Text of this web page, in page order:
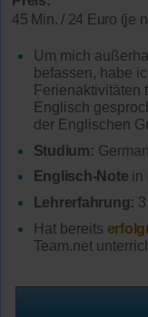
45 Min. / 24 Euro (je
Um mich
befassen, habe
Ferienaktivitäten
Englisch
der Englischen
Studium:
Englisch-Note in
Lehrerfahrung:
Hat bereits
Team.net